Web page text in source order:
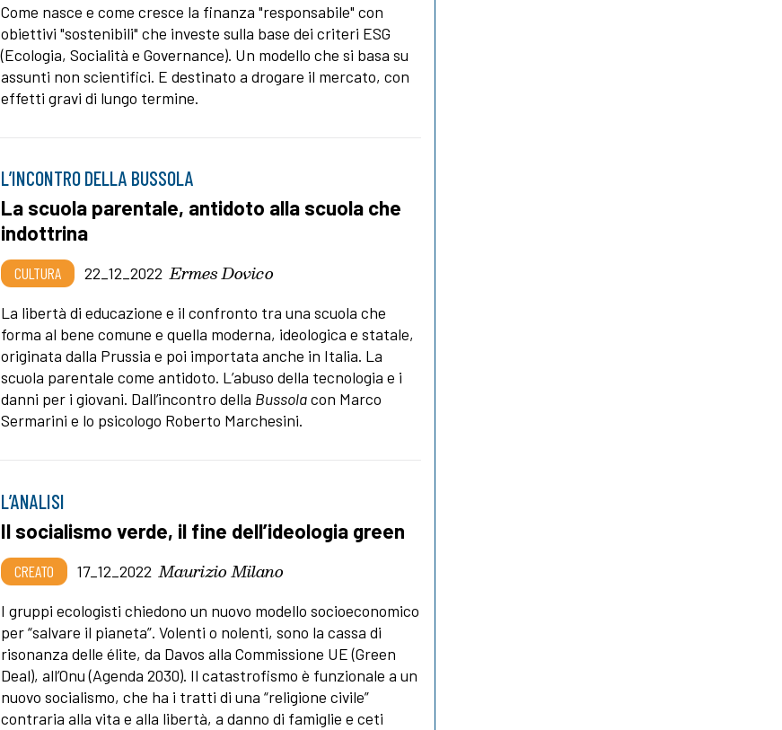
Come nasce e come cresce la finanza "responsabile" con
obiettivi "sostenibili" che investe sulla base dei criteri ESG
(Ecologia, Socialità e Governance). Un modello che si basa su
assunti non scientifici. E destinato a drogare il mercato, con
effetti gravi di lungo termine.
L’INCONTRO DELLA BUSSOLA
La scuola parentale, antidoto alla scuola che
indottrina
CULTURA 22_12_2022 Ermes Dovico
La libertà di educazione e il confronto tra una scuola che
forma al bene comune e quella moderna, ideologica e statale,
originata dalla Prussia e poi importata anche in Italia. La
scuola parentale come antidoto. L’abuso della tecnologia e i
danni per i giovani. Dall’incontro della Bussolacon Marco
Sermarini e lo psicologo Roberto Marchesini.
L’ANALISI
Il socialismo verde, il fine dell’ideologia green
CREATO 17_12_2022 Maurizio Milano
I gruppi ecologisti chiedono un nuovo modello socioeconomico
per “salvare il pianeta”. Volenti o nolenti, sono la cassa di
risonanza delle élite, da Davos alla Commissione UE (Green
Deal), all’Onu (Agenda 2030). Il catastrofismo è funzionale a un
nuovo socialismo, che ha i tratti di una “religione civile”
contraria alla vita e alla libertà, a danno di famiglie e ceti